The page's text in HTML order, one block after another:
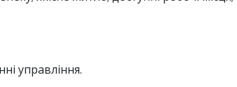
управління.